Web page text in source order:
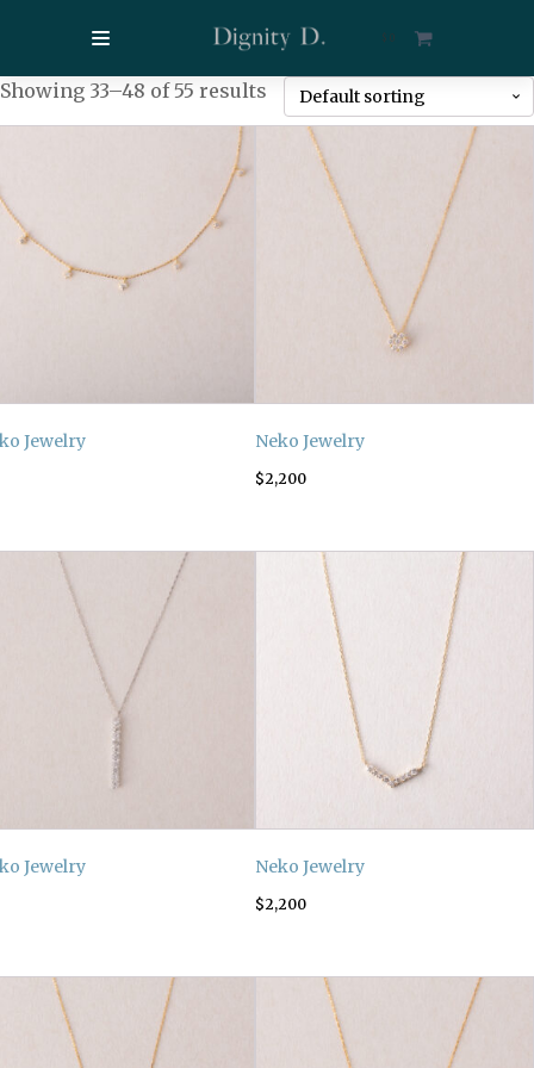
$ 0
Showing 33–48 of 55 results
Jewelry Neko Jewelry
$2,200
Jewelry Neko Jewelry
$2,200